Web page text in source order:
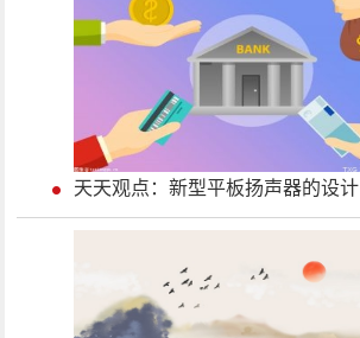
天天观点：新型平板扬声器的设计